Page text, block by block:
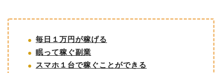
毎日１万円が稼げる
眠って稼ぐ副業
スマホ１台で稼ぐことができる